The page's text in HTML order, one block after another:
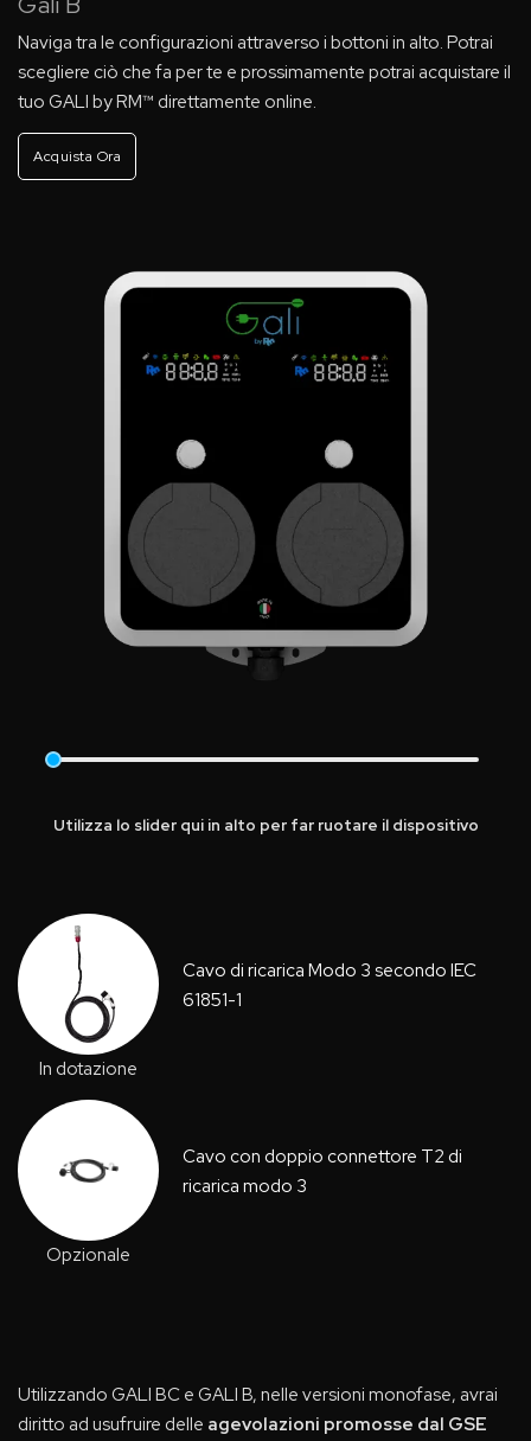
In dotazione
Cavo di ricarica Modo 3 secondo IEC
61851-1
Opzionale
Cavo con doppio connettore T2 di
ricarica modo 3
Utilizza lo slider qui in alto per far ruotare il dispositivo
Naviga tra le configurazioni attraverso i bottoni in alto. Potrai
scegliere ciò che fa per te e prossimamente potrai acquistare il
tuo GALI by RM™ direttamente online.
Acquista Ora
Utilizzando GALI BC e GALI B, nelle versioni monofase, avrai
diritto ad usufruire delle agevolazioni promosse dal GSE